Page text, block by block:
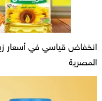
انخفاض قياسي في أسعار
المصرية